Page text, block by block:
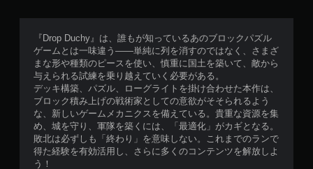
『Drop Duchy』は、誰もが知っているあのブロックパズル
ゲームとは一味違う――単純に列を消すのではなく、さまざ
まな形や種類のピースを使い、慎重に国土を築いて、敵から
与えられる試練を乗り越えていく必要がある。
デッキ構築、パズル、ローグライトを掛け合わせた本作は、
ブロック積み上げの戦術家としての意欲がそそられるよう
な、新しいゲームメカニクスを備えている。貴重な資源を集
め、城を守り、軍隊を築くには、「最適化」がカギとなる。
敗北は必ずしも「終わり」を意味しない。これまでのランで
得た経験を有効活用し、さらに多くのコンテンツを解放しよ
う！